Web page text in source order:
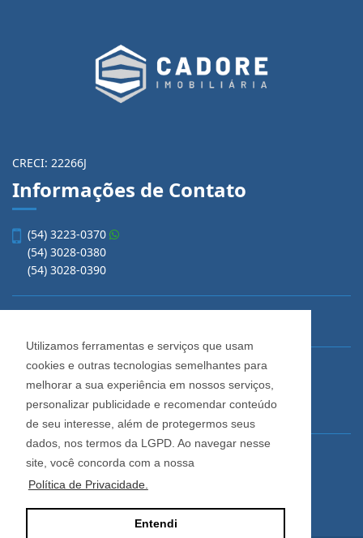
Utilizamos ferramentas e serviços que usam
cookies e outras tecnologias semelhantes para
melhorar a sua experiência em nossos serviços,
personalizar publicidade e recomendar conteúdo
de seu interesse, além de protegermos seus
dados, nos termos da LGPD. Ao navegar nesse
site, você concorda com a nossa
Política de Privacidade.
Entendi
CRECI: 22266J
Informações de Contato
(54) 3223-0370
(54) 3028-0380
(54) 3028-0390
Imobiliária Cadore
Rua Os Dezoito do Forte, 1622, Centro
Caxias do Sul - Rio Grande do Sul
Horário de Atendimento
De segunda a sexta-feira
Das 08:30 às 12:00 e das 13:30 às 18:00